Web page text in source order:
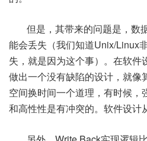
但是，其带来的问题是，数
能会丢失（我们知道Unix/Linux
失，就是因为这个事）。在软件
做出一个没有缺陷的设计，就像
空间换时间一个道理，有时候，
和高性性是有冲突的。软件设计